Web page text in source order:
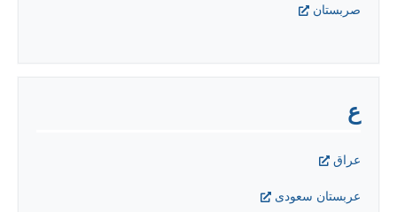
صربستان
ع
عراق
عربستان سعودی